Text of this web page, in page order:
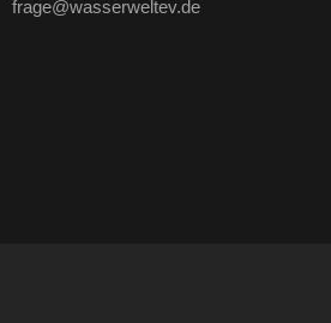
frage@wasserweltev.de